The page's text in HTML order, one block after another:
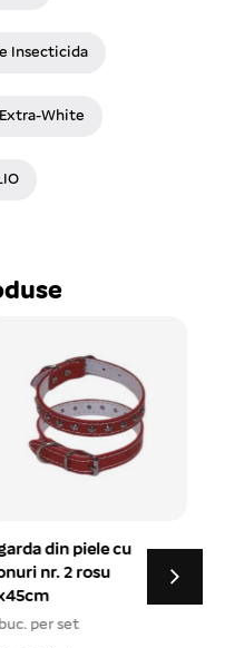
Insecticida
White
bumbac kaki
captusita cu
S – 10#
buc. per set